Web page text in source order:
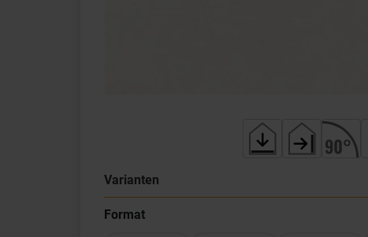
Varianten
Format